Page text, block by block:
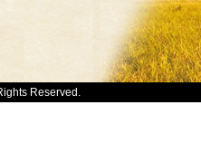
Reserved.